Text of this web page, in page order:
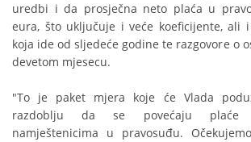
uredbi i da prosječna neto plaća u
eura, što uključuje i veće koeficijente, ali
koja ide od sljedeće godine te razgovore o
devetom mjesecu.
"To je paket mjera koje će Vlada
razdoblju da se povećaju plaće
namještenicima u pravosuđu.